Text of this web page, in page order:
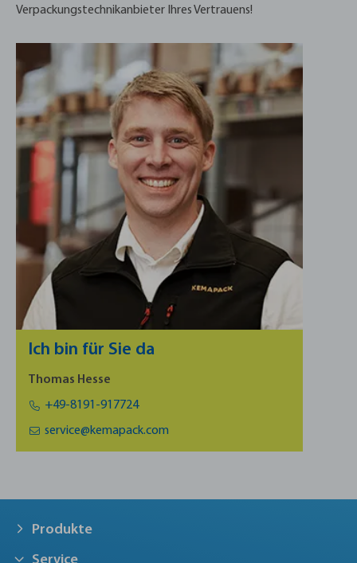
Verpackungstechnikanbieter Ihres Vertrauens!
Ich bin für Sie da
Thomas Hesse
+49-8191-917724
service@kemapack.com
Produkte